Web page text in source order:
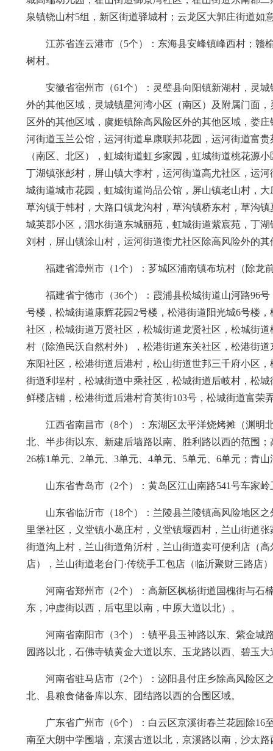
泉镇铙山村5组，新区街道驿城村；云龙区大郭庄街道如
江苏省连云港市（5个）：东海县安峰镇峰西村；赣
树村。
安徽省宿州市（61个）：灵璧县向阳镇新湖村，灵
外的其他区域，灵城镇星河湾小区（南区）及附属门面
区外的其他区域，虞姬镇除高风险区外的其他区域，娄
河街道玉兰公馆，运河街道阜康联邦花园，运河街道富
（南区、北区），虹城街道虹乡家园，虹城街道桃花源
丁湖镇张彭村，屏山镇大李村，运河街道高尤社区，运
城街道城市花园，虹城街道尚品公馆，屏山镇老山村，
草沟镇于韩村，大路口镇龙沟村，草沟镇桥东村，草沟
城英郡小区，泗水街道东城丽苑，虹城街道紫宸苑，丁
刘村，屏山镇涂山村，运河街道衡尤社区除高风险外的其
福建省漳州市（1个）：芗城区浦南镇布坑村（除龙
福建省宁德市（36个）：霞浦县松城街道山河路96
号楼，松城街道康辉花园2号楼，松港街道阳光城6号楼
社区，松城街道万贤社区，松城街道龙贤社区，松城街
村（除渔民沃自然村外），松港街道东关社区，松港街
东阳社区，松港街道后港村，松山街道世邦三千府小区
街道利埕村，松城街道中乘社区，松城街道后岐村，松
鲜楼店铺，松港街道后港村育英街103号，松城街道富荣
江西省南昌市（8个）：东湖区太平洋烧烤摊（渊明
北、半步街以东、新建后墙路以南、胜利路以西的范围
26栋1单元、2单元、3单元、4单元、5单元、6单元；青
山东省青岛市（2个）：黄岛区江山南路541号车家
山东省临沂市（18个）：兰陵县兰陵镇高风险地区
里堡社区，义堂镇小葛庄村，义堂镇堰西村，兰山街道
街道沟上村，兰山街道角沂村，兰山街道卖可便利店（
店），兰山街道老台门·传统手工包店（临沂聚财三路店
河南省郑州市（2个）：高新区枫杨街道国槐街与石
东，冲虚街以西，后屯里以南，中原大道以北）。
河南省南阳市（3个）：镇平县玉神路以东、紫金城
园路以北，石佛寺镇黄金大道以东、玉龙路以西、碧玉
河南省驻马店市（2个）：泌阳县付庄乡除高风险区
北、县粮食储备库以东、团结路以西的合围区域。
广东省广州市（6个）：白云区京溪街春兰花园除
南至大朗中学围墙，京溪古道以北，京溪路以南，沙太